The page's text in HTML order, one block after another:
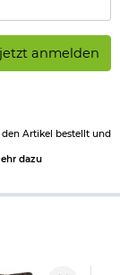
jetzt anmelden
Artikel bestellt und
dazu